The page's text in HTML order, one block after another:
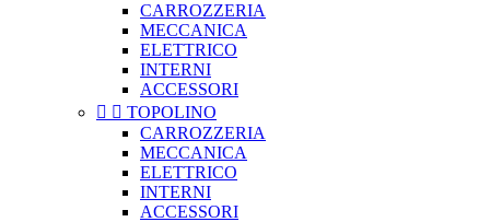
CARROZZERIA
MECCANICA
ELETTRICO
INTERNI
ACCESSORI
  TOPOLINO
CARROZZERIA
MECCANICA
ELETTRICO
INTERNI
ACCESSORI